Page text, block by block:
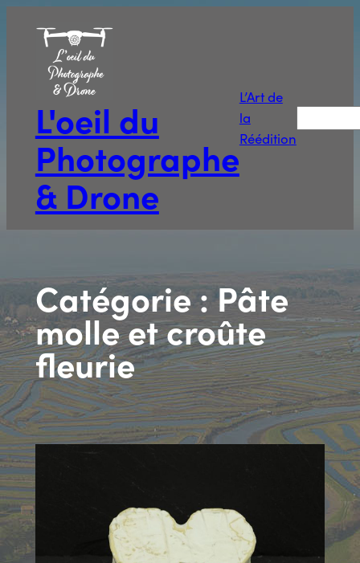
contenu
L'oeil du
Photographe
& Drone
L’Art de
la
Réédition
Catégorie :Pâte
molle et croûte
fleurie